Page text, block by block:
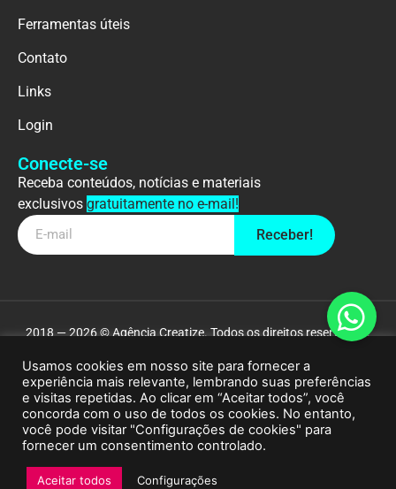
Ferramentas úteis
Contato
Links
Login
Conecte-se
Receba conteúdos, notícias e materiais
exclusivos gratuitamente no e-mail!
Receber!
2018 — 2026 © Agência Creatize. Todos os direitos reservados.
Usamos cookies em nosso site para fornecer a
experiência mais relevante, lembrando suas preferências
e visitas repetidas. Ao clicar em “Aceitar todos”, você
concorda com o uso de todos os cookies. No entanto,
você pode visitar "Configurações de cookies" para
fornecer um consentimento controlado.
Aceitar todos Configurações